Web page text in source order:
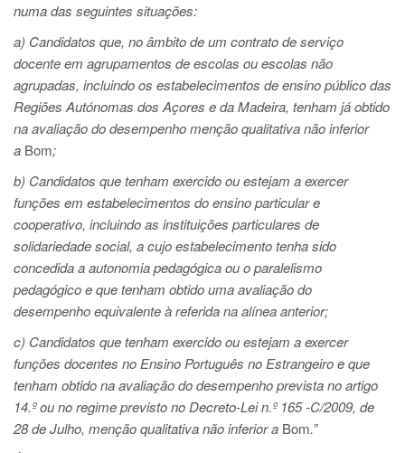
numa das seguintes situações:
a) Candidatos que, no âmbito de um contrato de serviço
docente em agrupamentos de escolas ou escolas não
agrupadas, incluindo os estabelecimentos de ensino público das
Regiões Autónomas dos Açores e da Madeira, tenham já obtido
na avaliação do desempenho menção qualitativa não inferior
a Bom;
b) Candidatos que tenham exercido ou estejam a exercer
funções em estabelecimentos do ensino particular e
cooperativo, incluindo as instituições particulares de
solidariedade social, a cujo estabelecimento tenha sido
concedida a autonomia pedagógica ou o paralelismo
pedagógico e que tenham obtido uma avaliação do
desempenho equivalente à referida na alínea anterior;
c) Candidatos que tenham exercido ou estejam a exercer
funções docentes no Ensino Português no Estrangeiro e que
tenham obtido na avaliação do desempenho prevista no artigo
14.º ou no regime previsto no Decreto-Lei n.º 165 -C/2009, de
28 de Julho, menção qualitativa não inferior a Bom.”